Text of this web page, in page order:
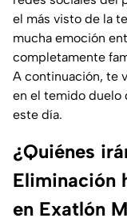
el más visto de la
mucha emoción
completamente
A continuación, te
en el temido duelo
este día.
¿Quiénes
Eliminación
en Exatlón